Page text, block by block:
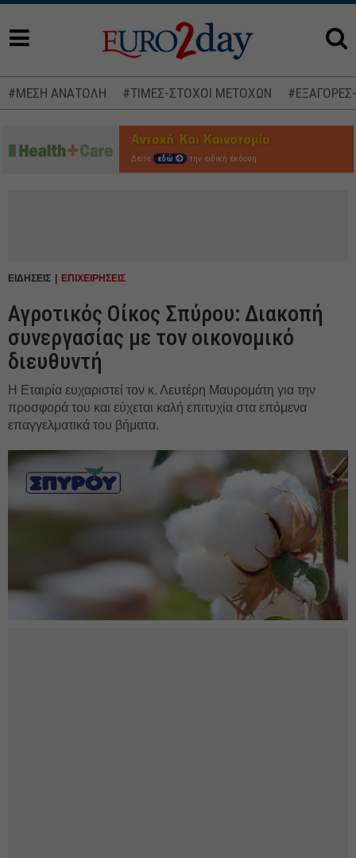
#ΜΕΣΗ ΑΝΑΤΟΛΗ #ΤΙΜΕΣ-ΣΤΟΧΟΙ ΜΕΤΟΧΩΝ
Δείτε εδώ την ειδική έκδοση
ΕΙΔΗΣΕΙΣ ΕΠΙΧΕΙΡΗΣΕΙΣ
Αγροτικός Οίκος Σπύρου: Διακοπή
συνεργασίας με τον οικονομικό
διευθυντή
Η Εταιρία ευχαριστεί τον κ. Λευτέρη Μαυρομάτη για την
προσφορά του και εύχεται καλή επιτυχία στα επόμενα
επαγγελματικά του βήματα.